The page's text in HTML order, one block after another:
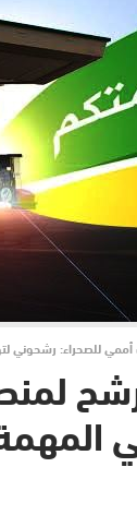
للصحراء: رشحوني